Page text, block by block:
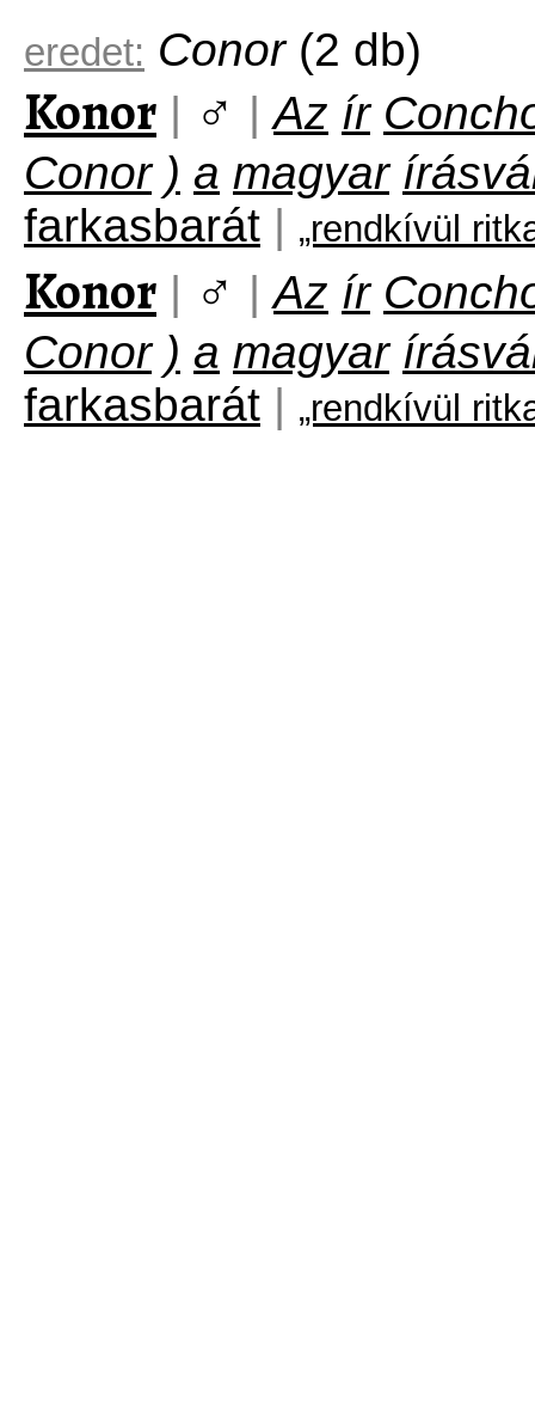
eredet: Conor(2 db)
Konor | ♂ | Az ír
Conor ) a magyar
farkasbarát | „rendkívül
Konor | ♂ | Az ír
Conor ) a magyar
farkasbarát | „rendkívül